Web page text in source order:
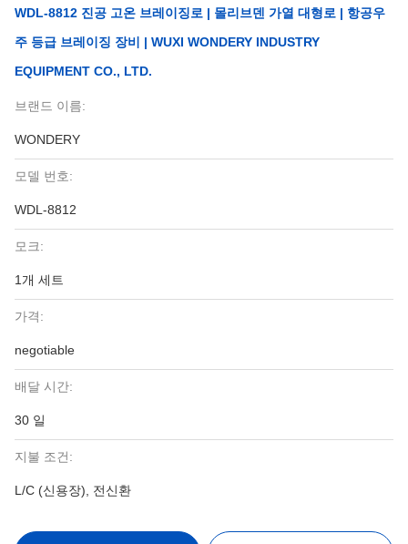
WDL-8812 진공 고온 브레이징로 | 몰리브덴 가열 대형로 | 항공우
주 등급 브레이징 장비 | WUXI WONDERY INDUSTRY
EQUIPMENT CO., LTD.
브랜드 이름:
WONDERY
모델 번호:
WDL-8812
모크:
1개 세트
가격:
negotiable
배달 시간:
30 일
지불 조건:
L/C (신용장), 전신환